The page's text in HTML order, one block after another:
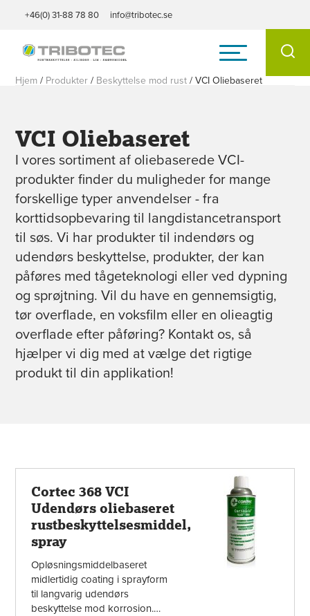
+46(0) 31-88 78 80 info@tribotec.se
Hjem / Produkter / Beskyttelse mod rust /VCI Oliebaseret
VCI Oliebaseret
I vores sortiment af oliebaserede VCI-
produkter finder du muligheder for mange
forskellige typer anvendelser - fra
korttidsopbevaring til langdistancetransport
til søs. Vi har produkter til indendørs og
udendørs beskyttelse, produkter, der kan
påføres med tågeteknologi eller ved dypning
og sprøjtning. Vil du have en gennemsigtig,
tør overflade, en voksfilm eller en olieagtig
overflade efter påføring? Kontakt os, så
hjælper vi dig med at vælge det rigtige
produkt til din applikation!
Cortec 368 VCI
Udendørs oliebaseret
rustbeskyttelsesmiddel,
spray
Opløsningsmiddelbaseret
midlertidig coating i sprayform
til langvarig udendørs
beskyttelse mod korrosion.